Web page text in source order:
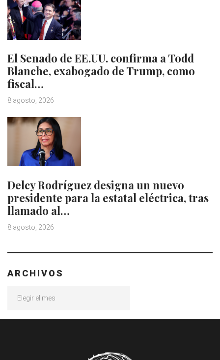
El Senado de EE.UU. confirma a Todd
Blanche, exabogado de Trump, como
fiscal…
8 agosto, 2026
Delcy Rodríguez designa un nuevo
presidente para la estatal eléctrica, tras
llamado al…
8 agosto, 2026
ARCHIVOS